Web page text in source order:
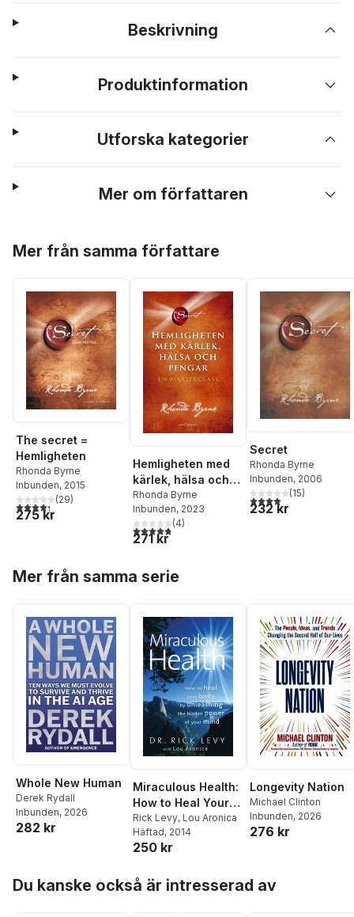
Beskrivning
Produktinformation
Utforska kategorier
Mer om författaren
Mer från samma författare
The secret =
Hemligheten
Rhonda Byrne
Inbunden, 2015
4,3utav 5 stjärnor. Totalt antal röster:
(29)
275 kr
Hemligheten med
kärlek, hälsa och
pengar : en
masterclass
Rhonda Byrne
Inbunden, 2023
4,8utav 5 stjärnor. Totalt antal röster:
(4)
271 kr
Secret
Rhonda Byrne
Inbunden, 2006
4,0utav 5 stjärnor.
(15)
232 kr
Mer från samma serie
Whole New Human
Derek Rydall
Inbunden, 2026
282 kr
Miraculous Health:
How to Heal Your
Body by Unleashing
the Hidden POW
Rick Levy, Lou Aronica
Häftad, 2014
250 kr
Longevity Nation
Michael Clinton
Inbunden, 2026
276 kr
Du kanske också är intresserad av